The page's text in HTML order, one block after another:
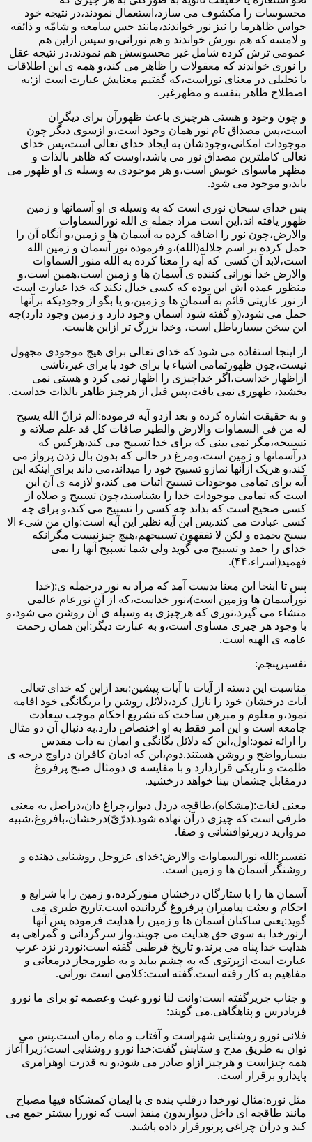
محسوسات را مکشوف می سازد،استعمال نمودند،در نتیجه خود
حواس ظاهرما را نیز نور خواندند،مانند حس سامعه و شامّه و ذائقه
و لامسه که هم نورش خواندند و هم نورانی،و سپس ازاین هم
عمومی ترش کرده شامل غیر محسوسش هم نمودند،در نتیجه عقل
را نوری خواندند که معقولات را ظاهر می کند،و همه ی این اطلاقات
با تحلیلی در معنای نوراست،که گفتیم معنایش عبارت است از:به
اصطلاح ظاهر بنفسه و مظهرغیر.
و چون وجود و هستی هرچیزی باعث ظهورآن برای دیگران
است،پس مصداق تام نور همان وجود است،و ازسوی دیگر چون
موجودات امکانی،وجودشان به ایجاد خدای تعالی است،پس خدای
تعالی کاملترین مصداق نور می باشد،اوست که ظاهر بالذات و
مظهر ماسوای خویش است،و هر موجودی به وسیله ی او ظهور می
یابد،و موجود می شود.
پس خدای سبحان نوری است که به وسیله ی او آسمانها و زمین
ظهور یافته اند،این است مراد جمله ی الله نورالسماوات
والارض،چون نور را اضافه کرده به آسمان ها و زمین،و آنگاه آن را
حمل کرده بر اسم جلاله(الله)،و فرموده نور آسمان و زمین الله
است،لابد آن کسی که آیه را معنا کرده به الله منور السماوات
والارض خدا نورانی کننده ی آسمان ها و زمین است،همین است،و
منظور عمده اش این بوده که کسی خیال نکند که خدا عبارت است
از نور عاریتی قائم به آسمان ها و زمین،و یا بگو از وجودیکه برآنها
حمل می شود،(و گفته شود آسمان وجود دارد و زمین وجود دارد)چه
این سخن بسیارباطل است، وخدا بزرگ تر ازاین هاست.
از اینجا استفاده می شود که خدای تعالی برای هیچ موجودی مجهول
نیست،چون ظهورتمامی اشیاء یا برای خود یا برای غیر،ناشی
ازاظهار خداست،اگر خداچیزی را اظهار نمی کرد و هستی نمی
بخشید، ظهوری نمی یافت،پس قبل از هرچیز ظاهر بالذات خداست.
و به حقیقت اشاره کرده و بعد ازدو آیه فرموده:الم ترانّ الله یسبح
له من فی السماوات والارض والطیر صافات کل قد علم صلاته و
تسبیحه،مگر نمی بینی که برای خدا تسبیح می کند،هرکس که
درآسمانها و زمین است،ومرغ در حالی که بدون بال زدن پرواز می
کند،و هریک ازآنها نمازو تسبیح خود را میداند،می داند برای اینکه این
آیه برای تمامی موجودات تسبیح اثبات می کند،و لازمه ی آن این
است که تمامی موجودات خدا را بشناسند،چون تسبیح و صلاه از
کسی صحیح است که بداند چه کسی را تسبیح می کند،و برای چه
کسی عبادت می کند.پس این آیه نظیر این آیه است:وان من شیء الا
یسبح بحمده و لکن لا تفقهون تسبیحهم،هیچ چیزنیست مگرآنکه
خدای را حمد و تسبیح می گوید ولی شما تسبیح آنها را نمی
فهمید(اسراء،۴۴).
پس تا اینجا این معنا بدست آمد که مراد به نور درجمله ی:(خدا
نورآسمان ها وزمین است)،نور خداست،که از آن نورعام عالمی
منشاء می گیرد،نوری که هرچیزی به وسیله ی آن روشن می شود،و
با وجود هر چیزی مساوی است،و به عبارت دیگر:این همان رحمت
عامه ی الهیه است.
تفسیرپنجم:
مناسبت این دسته از آیات با آیات پیشین:بعد ازاین که خدای تعالی
آیات درخشان خود را نازل کرد،دلائل روشن را بریگانگی خود اقامه
نمود،و معلوم و مبرهن ساخت که تشریع احکام موجب سعادت
جامعه است و این امر فقط به او اختصاص دارد.به دنبال آن دو مثال
را ارائه نمود:اول،این که دلائل یگانگی و ایمان به ذات مقدس
بسیارواضح و روشن هستند.دوم،این که ادیان کافران دراوج درجه ی
ظلمت و تاریکی قراردارد و با مقایسه ی دومثال صبح پرفروغ
درمقابل چشمان بینا خواهد درخشید.
معنی لغات:(مشکاه)،طاقچه دردل دیوار،چراغ دان،دراصل به معنی
ظرفی است که چیزی درآن نهاده شود.(درّیّ)درخشان،بافروغ،شبیه
مروارید درپرتوافشانی و صفا.
تفسیر:الله نورالسماوات والارض:خدای عزوجل روشنایی دهنده و
روشنگر آسمان ها و زمین است.
آسمان ها را با ستارگان درخشان منورکرده،و زمین را با شرایع و
احکام و بعثت پیامبران پرفروغ گردانیده است.تاریخ طبری می
گوید:یعنی ساکنان آسمان ها و زمین را هدایت فرموده پس آنها
ازنورخدا به سوی حق هدایت می جویند،واز سرگردانی و گمراهی به
هدایت خدا پناه می برند.و تاریخ قرطبی گفته است:نوردر نزد عرب
عبارت است ازپرتوی که به چشم بیاید و به طورمجاز درمعانی و
مفاهیم به کار رفته است.گفته است:کلامی است نورانی.
و جناب جریرگفته است:وانت لنا نورو غیث وعصمه تو برای ما نورو
فریادرس و پناهگاهی.می گویند:
فلانی نورو روشنایی شهراست و آفتاب و ماه زمان است.پس می
توان به طریق مدح و ستایش گفت:خدا نورو روشنایی است؛زیرا آغاز
همه چیزاست و هرچیز ازاو صادر می شود،و به قدرت اوهرامری
پایدارو برقرار است.
مثل نوره:مثال نورخدا درقلب بنده ی با ایمان کمشکاه فیها مصباح
مانند طاقچه ای داخل دیواربدون منفذ است که نوررا بیشتر جمع می
کند و درآن چراغی پرنورقرار داده باشند.